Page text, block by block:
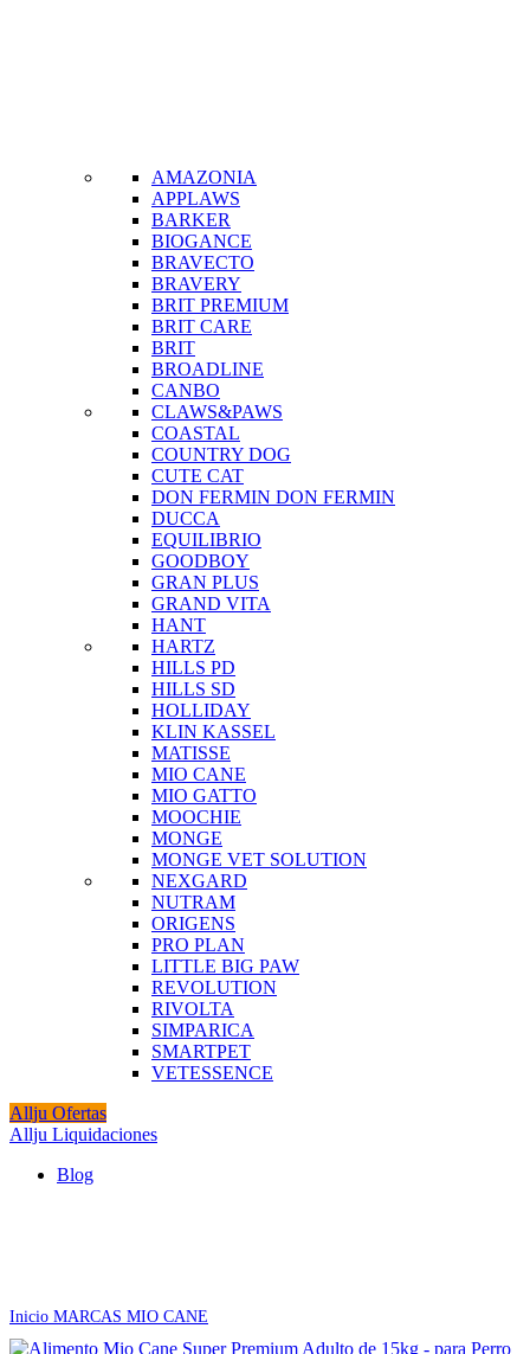
AMAZONIA
APPLAWS
BARKER
BIOGANCE
BRAVECTO
BRAVERY
BRIT PREMIUM
BRIT CARE
BRIT
BROADLINE
CANBO
CLAWS&PAWS
COASTAL
COUNTRY DOG
CUTE CAT
DON FERMIN DON FERMIN
DUCCA
EQUILIBRIO
GOODBOY
GRAN PLUS
GRAND VITA
HANT
HARTZ
HILLS PD
HILLS SD
HOLLIDAY
KLIN KASSEL
MATISSE
MIO CANE
MIO GATTO
MOOCHIE
MONGE
MONGE VET SOLUTION
NEXGARD
NUTRAM
ORIGENS
PRO PLAN
LITTLE BIG PAW
REVOLUTION
RIVOLTA
SIMPARICA
SMARTPET
VETESSENCE
Allju Ofertas
Allju Liquidaciones
Blog
Inicio MARCAS MIO CANE